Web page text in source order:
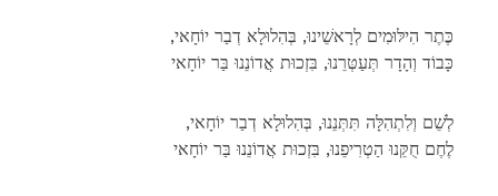
,כֶּתֶר הִילּוּמִים לְרָאשֵׁינוּ, בְּהִלוּלָא דְבַר יוֹחָאי
כָּבוֹד וְהָדָר תְּעַטְּרֵנוּ, בִּזְכוּת אֲדוֹנֵנוּ בַּר יוֹחָאי
,לְשֵׁם וְלִתְהִלָּה תִּתְּנֵנוּ, בְּהִלוּלָא דְבַר יוֹחָאי
לֶחֶם חֻקֵּנוּ הַטְרִיפֵנוּ, בִּזְכוּת אֲדוֹנֵנוּ בַּר יוֹחָאי